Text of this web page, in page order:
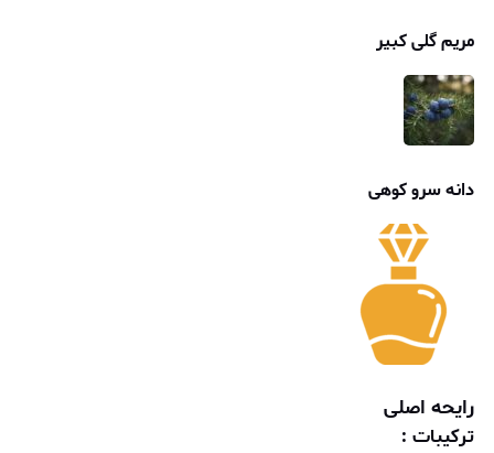
مریم گلی کبیر
دانه سرو کوهی
رایحه اصلی
ترکیبات :